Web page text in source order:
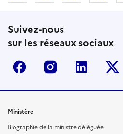
Suivez-nous
sur les réseaux sociaux
Facebook InstagramLinkedin
Ministère
Biographie de la ministre déléguée